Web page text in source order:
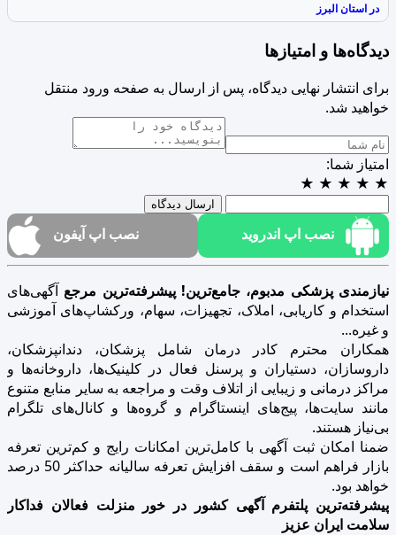
در استان البرز
دیدگاه‌ها و امتیازها
برای انتشار نهایی دیدگاه، پس از ارسال به صفحه ورود منتقل
خواهید شد.
امتیاز شما:
★
★
★
★
★
ارسال دیدگاه
نصب اپ اندروید نصب اپ آیفون
نیازمندی پزشکی مدبوم، جامع‌ترین! پیشرفته‌ترین مرجع آگهی‌های
استخدام و کاریابی، املاک، تجهیزات، سهام، ورکشاپ‌های آموزشی
و غیره...
همکاران محترم کادر درمان شامل پزشکان، دندانپزشکان،
داروسازان، دستیاران و پرسنل فعال در کلینیک‌ها، داروخانه‌ها و
مراکز درمانی و زیبایی از اتلاف وقت و مراجعه به سایر منابع متنوع
مانند سایت‌ها، پیج‌های اینستاگرام و گروه‌ها و کانال‌های تلگرام
بی‌نیاز هستند.
ضمنا امکان ثبت آگهی با کامل‌ترین امکانات رایج و کم‌ترین تعرفه
بازار فراهم است و سقف افزایش تعرفه سالیانه حداکثر 50 درصد
خواهد بود.
پیشرفته‌ترین پلتفرم آگهی کشور در خور منزلت فعالان فداکار
سلامت ایران عزیز